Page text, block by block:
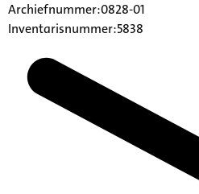
Archiefnummer:0828-01
Inventarisnummer:5838